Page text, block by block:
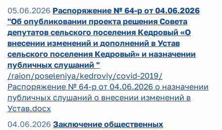
05.06.2026 Распоряжение № 64-р от 04.06.2026
"Об опубликовании проекта решения Совета
депутатов сельского поселения Кедровый «О
внесении изменений и дополнений в Устав
сельского поселения Кедровый» и назначении
публичных слушаний "
/raion/poseleniya/kedroviy/covid-2019/
Распоряжение № 64-р от 04.06.2026 о назначении
публичных слушаний о внесении изменений в
Устав.docx
04.06.2026 Заключение общественных